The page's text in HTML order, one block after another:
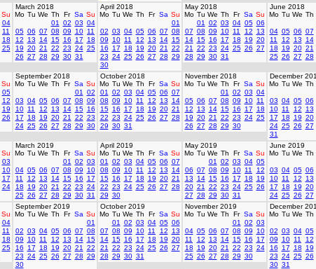
Su
04
11
18
25
March 2018
Mo Tu We Th Fr Sa Su
01
02 03 04
05 06 07 08 09 10 11
12
13 14 15 16 17
18
19 20 21 22 23 24 25
26 27 28 29 30 31
April 2018
Mo Tu We Th Fr Sa Su
01
02 03 04 05 06 07 08
09
10 11 12 13 14 15
16
17 18 19 20 21
22
23 24 25 26 27 28 29
30
May 2018
Mo Tu We Th Fr Sa Su
01
02 03 04 05 06
07 08 09 10 11 12
13
14 15 16 17 18 19 20
21
22 23 24 25 26 27
28 29 30 31
June 2018
Mo Tu We Th
04 05 06 07
11
12 13 14
18
19 20 21
25 26 27 28
Su
05
12
19
26
September 2018
Mo Tu We Th Fr Sa Su
01
02
03 04 05 06 07 08 09
10 11 12 13 14 15 16
17
18 19 20 21 22 23
24 25 26 27 28 29 30
October 2018
Mo Tu We Th Fr Sa Su
01
02 03 04 05 06 07
08 09 10 11 12 13
14
15 16 17 18 19 20 21
22 23 24 25 26 27 28
29 30 31
November 2018
Mo Tu We Th Fr Sa Su
01
02 03 04
05 06 07 08 09 10 11
12
13 14 15 16 17
18
19 20 21 22 23 24 25
26 27 28 29 30
December
Mo Tu We Th
03 04 05 06
10 11 12 13
17
18 19 20
24 25 26 27
31
Su
03
10
17
24
March 2019
Mo Tu We Th Fr Sa Su
01
02 03
04 05 06 07 08 09
10
11
12 13 14 15 16
17
18
19 20 21 22 23 24
25 26 27 28 29 30 31
April 2019
Mo Tu We Th Fr Sa Su
01
02 03 04 05 06 07
08 09 10 11 12 13
14
15 16 17 18 19 20 21
22 23 24 25 26 27 28
29 30
May 2019
Mo Tu We Th Fr Sa Su
01
02 03 04 05
06 07 08 09 10 11
12
13
14 15 16 17 18
19
20 21 22 23 24 25 26
27 28 29 30 31
June 2019
Mo Tu We Th
03 04 05 06
10 11 12 13
17
18 19 20
24 25 26 27
Su
04
11
18
25
September 2019
Mo Tu We Th Fr Sa Su
01
02 03 04 05 06 07 08
09
10 11 12 13 14 15
16
17 18 19 20 21
22
23 24 25 26 27 28 29
30
October 2019
Mo Tu We Th Fr Sa Su
01
02 03 04 05 06
07 08 09 10 11 12
13
14 15 16 17 18 19 20
21
22 23 24 25 26 27
28 29 30 31
November 2019
Mo Tu We Th Fr Sa Su
01
02 03
04 05 06 07 08 09
10
11
12 13 14 15 16
17
18
19 20 21 22 23 24
25 26 27 28 29 30
December
Mo Tu We Th
02 03 04 05
09
10 11 12
16
17 18 19
23 24 25 26
30 31